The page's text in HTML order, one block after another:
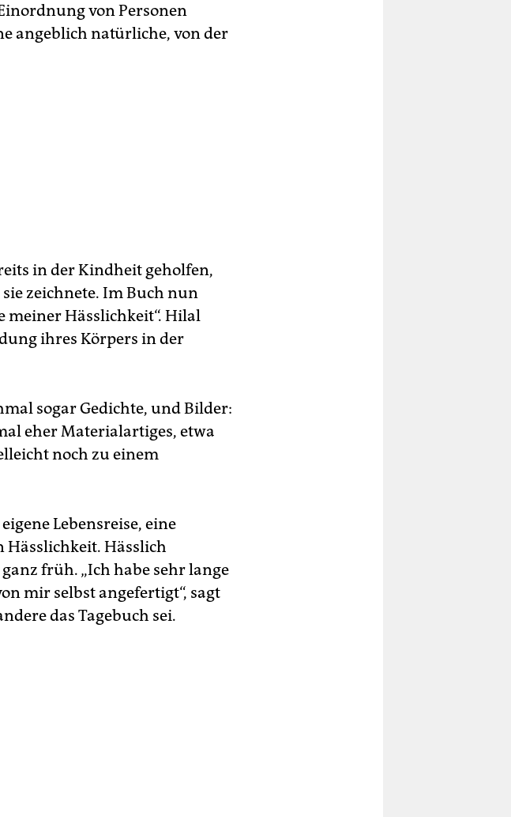
von Personen
angeblich natürliche, von der
in der Kindheit geholfen,
zeichnete. Im Buch nun
meiner Hässlichkeit“. Hilal
ihres Körpers in der
sogar Gedichte, und Bilder:
eher Materialartiges, etwa
noch zu einem
Lebensreise, eine
Hässlich
früh. „Ich habe sehr lange
mir selbst angefertigt“, sagt
das Tagebuch sei.